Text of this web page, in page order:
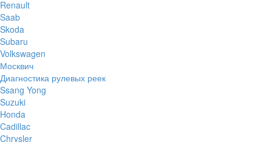
Renault
Saab
Skoda
Subaru
Volkswagen
Москвич
Диагностика рулевых реек
Ssang Yong
Suzuki
Honda
Cadillac
Chrysler